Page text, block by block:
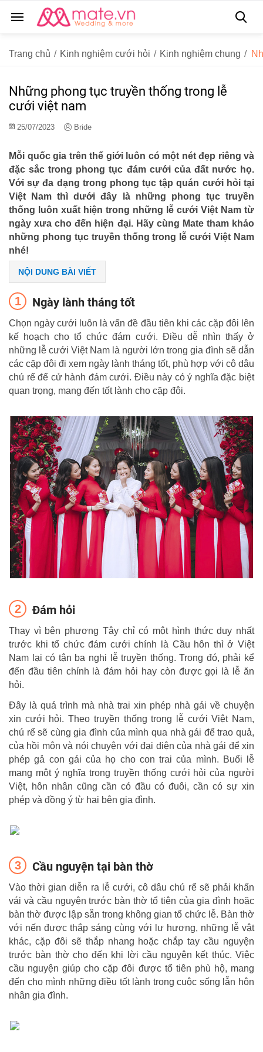
Trang chủ / Kinh nghiệm cưới hỏi / Kinh nghiệm chung /
Những phong tục truyền thống trong lễ
cưới việt nam
25/07/2023 Bride
Mỗi quốc gia trên thế giới luôn có một nét đẹp riêng và
đặc sắc trong phong tục đám cưới của đất nước họ.
Với sự đa dạng trong phong tục tập quán cưới hỏi tại
Việt Nam thì dưới đây là những phong tục truyền
thống luôn xuất hiện trong những lễ cưới Việt Nam từ
ngày xưa cho đến hiện đại. Hãy cùng Mate tham khảo
những phong tục truyền thống trong lễ cưới Việt Nam
nhé!
NỘI DUNG BÀI VIẾT
Ngày lành tháng tốt
Chọn ngày cưới luôn là vấn đề đầu tiên khi các cặp đôi lên
kế hoạch cho tổ chức đám cưới. Điều dễ nhìn thấy ở
những lễ cưới Việt Nam là người lớn trong gia đình sẽ dẫn
các cặp đôi đi xem ngày lành tháng tốt, phù hợp với cô dâu
chú rể để cử hành đám cưới. Điều này có ý nghĩa đặc biệt
quan trọng, mang đến tốt lành cho cặp đôi.
Đám hỏi
Thay vì bên phương Tây chỉ có một hình thức duy nhất
trước khi tổ chức đám cưới chính là Cầu hôn thì ở Việt
Nam lại có tận ba nghi lễ truyền thống. Trong đó, phải kể
đến đầu tiên chính là đám hỏi hay còn được gọi là lễ ăn
hỏi.
Đây là quá trình mà nhà trai xin phép nhà gái về chuyện
xin cưới hỏi. Theo truyền thống trong lễ cưới Việt Nam,
chú rể sẽ cùng gia đình của mình qua nhà gái để trao quả,
của hồi môn và nói chuyện với đại diện của nhà gái để xin
phép gả con gái của họ cho con trai của mình. Buổi lễ
mang một ý nghĩa trong truyền thống cưới hỏi của người
Việt, hôn nhân cũng cần có đầu có đuôi, cần có sự xin
phép và đồng ý từ hai bên gia đình.
Cầu nguyện tại bàn thờ
Vào thời gian diễn ra lễ cưới, cô dâu chú rể sẽ phải khấn
vái và cầu nguyện trước bàn thờ tổ tiên của gia đình hoặc
bàn thờ được lập sẵn trong không gian tổ chức lễ. Bàn thờ
với nến được thắp sáng cùng với lư hương, những lễ vật
khác, cặp đôi sẽ thắp nhang hoặc chắp tay cầu nguyện
trước bàn thờ cho đến khi lời cầu nguyện kết thúc. Việc
cầu nguyện giúp cho cặp đôi được tổ tiên phù hộ, mang
đến cho mình những điều tốt lành trong cuộc sống lẫn hôn
nhân gia đình.